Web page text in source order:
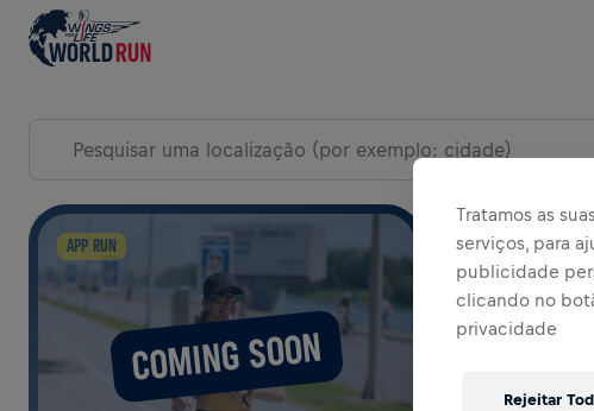
COMING SOON
APP RUN EXPANDIR
Tratamos as
serviços, para
publicidade
clicando no
privacidade
Rejeitar